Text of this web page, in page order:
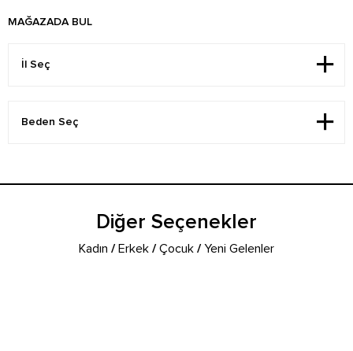
MAĞAZADA BUL
Diğer Seçenekler
Kadın /Erkek /Çocuk /Yeni Gelenler